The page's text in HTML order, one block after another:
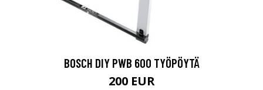
BOSCH DIY PWB 600 TYÖPÖYTÄ
200 EUR